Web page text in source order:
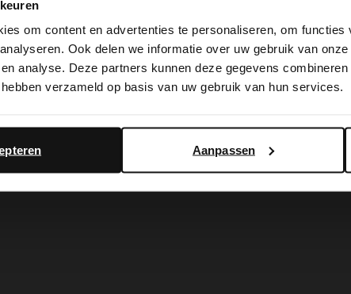
om content en advertenties te personaliseren, om
Ook delen we informatie over uw gebruik van
analyse. Deze partners kunnen deze gegevens
verzameld op basis van uw gebruik van hun services.
Aanpassen
It looks like your language isn't Dutch. Would you